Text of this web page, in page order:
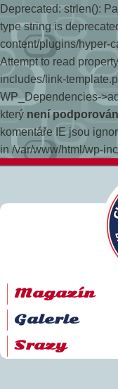
Deprecated: strlen():
type string is
content/plugins/hyper-
Attempt to read
includes/link-
WP_Dependencies-
který není podporován
komentáře IE jsou
in /var/www/html/wp-
Magazín
Galerie
Srazy